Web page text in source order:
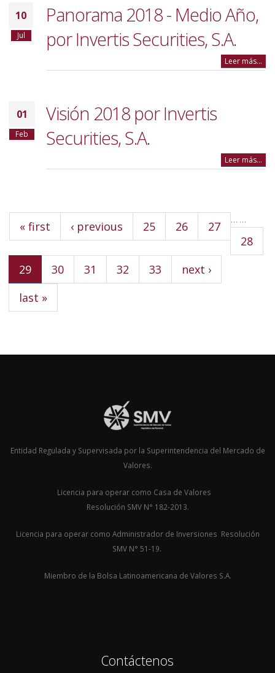
10
Jul
Panorama 2018 - Medio Año,
por Invertis Securities, S.A.
Leer más...
01
Feb
Visión 2018 por Invertis
Securities, S.A.
Leer más...
Pages
« first ‹ previous …
25 26
27
28
29
30 31 32 33
…
next ›
last »
Entidad Regulada y Supervisada por la Superintendencia del Mercado de
Valores.
Licencia para operar como Casa de Valores
Resolución SMV N° 182-2013.
Licencia para operar como Administrador de Inversiones Resolución
SMV N° 51-19.
Miembro de la Bolsa Latinoamericana de Valores S.A.
Contáctenos